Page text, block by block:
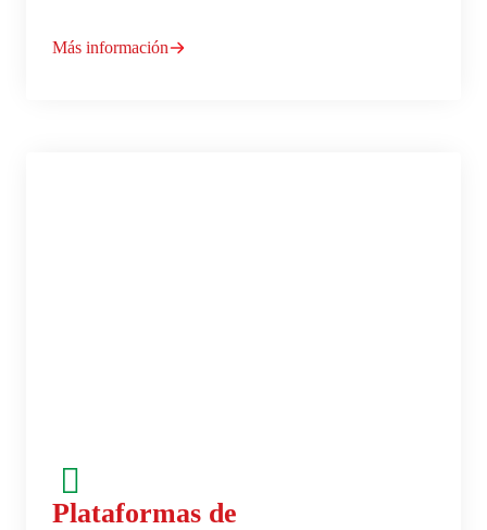
Más información
Plataformas de